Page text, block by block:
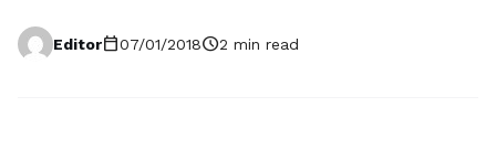
Editorcalendar_today07/01/2018schedule2 min read